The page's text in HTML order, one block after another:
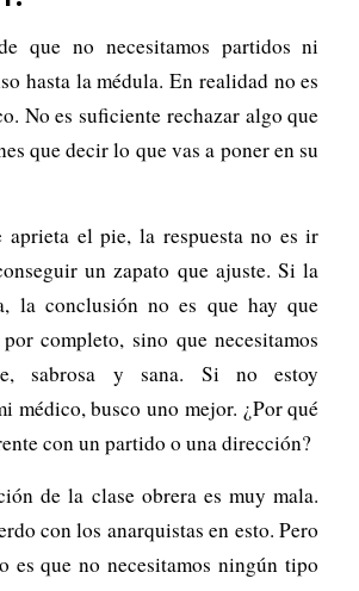
que no necesitamos partidos ni
hasta la médula. En realidad no es
No es suficiente rechazar algo que
que decir lo que vas a poner en su
aprieta el pie, la respuesta no es ir
un zapato que ajuste. Si la
la conclusión no es que hay que
completo, sino que necesitamos
sabrosa y sana. Si no estoy
médico, busco uno mejor. ¿Por qué
con un partido o una dirección?
de la clase obrera es muy mala.
con los anarquistas en esto. Pero
es que no necesitamos ningún tipo